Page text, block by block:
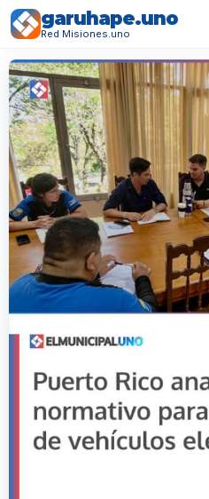
garuhape.uno
Red Misiones.uno